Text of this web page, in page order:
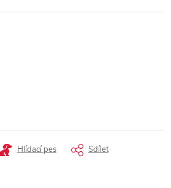
Hlídací pes Sdílet